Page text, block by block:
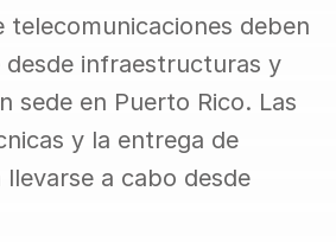
telecomunicaciones deben
infraestructuras y
sede en Puerto Rico. Las
y la entrega de
a cabo desde